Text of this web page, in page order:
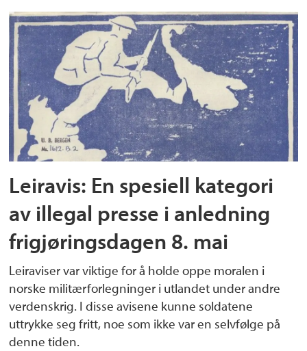
Leiravis: En spesiell kategori
av illegal presse i anledning
frigjøringsdagen 8. mai
Leiraviser var viktige for å holde oppe moralen i
norske militærforlegninger i utlandet under andre
verdenskrig. I disse avisene kunne soldatene
uttrykke seg fritt, noe som ikke var en selvfølge på
denne tiden.